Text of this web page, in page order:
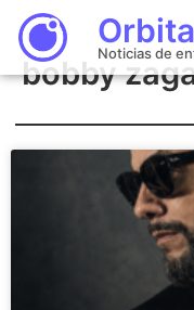
Noticias de
bobby